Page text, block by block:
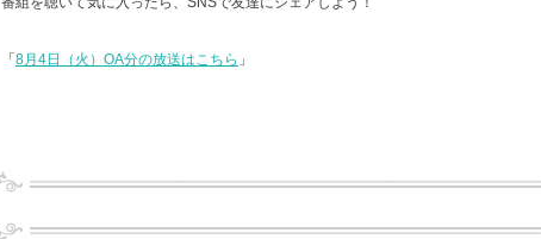
「 8月4日（火）OA分の放送はこちら 」